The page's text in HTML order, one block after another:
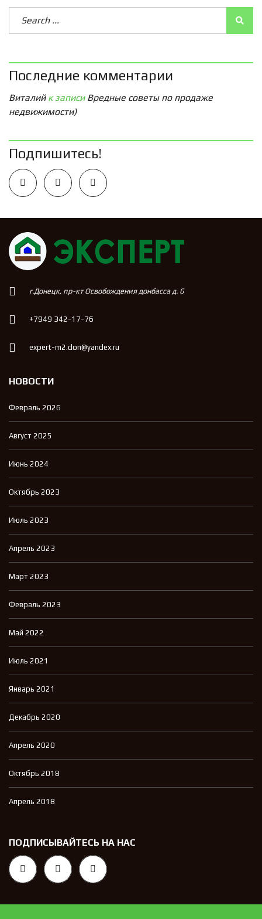
Последние комментарии
Виталийк записи Вредные советы по продаже
недвижимости)
Подпишитесь!
г.Донецк, пр-кт Освобождения донбасса д. 6
+7949 342-17-76
expert-m2.don@yandex.ru
НОВОСТИ
Февраль 2026
Август 2025
Июнь 2024
Октябрь 2023
Июль 2023
Апрель 2023
Март 2023
Февраль 2023
Май 2022
Июль 2021
Январь 2021
Декабрь 2020
Апрель 2020
Октябрь 2018
Апрель 2018
ПОДПИСЫВАЙТЕСЬ НА НАС